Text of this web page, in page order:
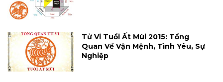
Tử Vi Tuổi Ất Mùi 2015: Tổng
Quan Về Vận Mệnh, Tình Yêu, Sự
Nghiệp